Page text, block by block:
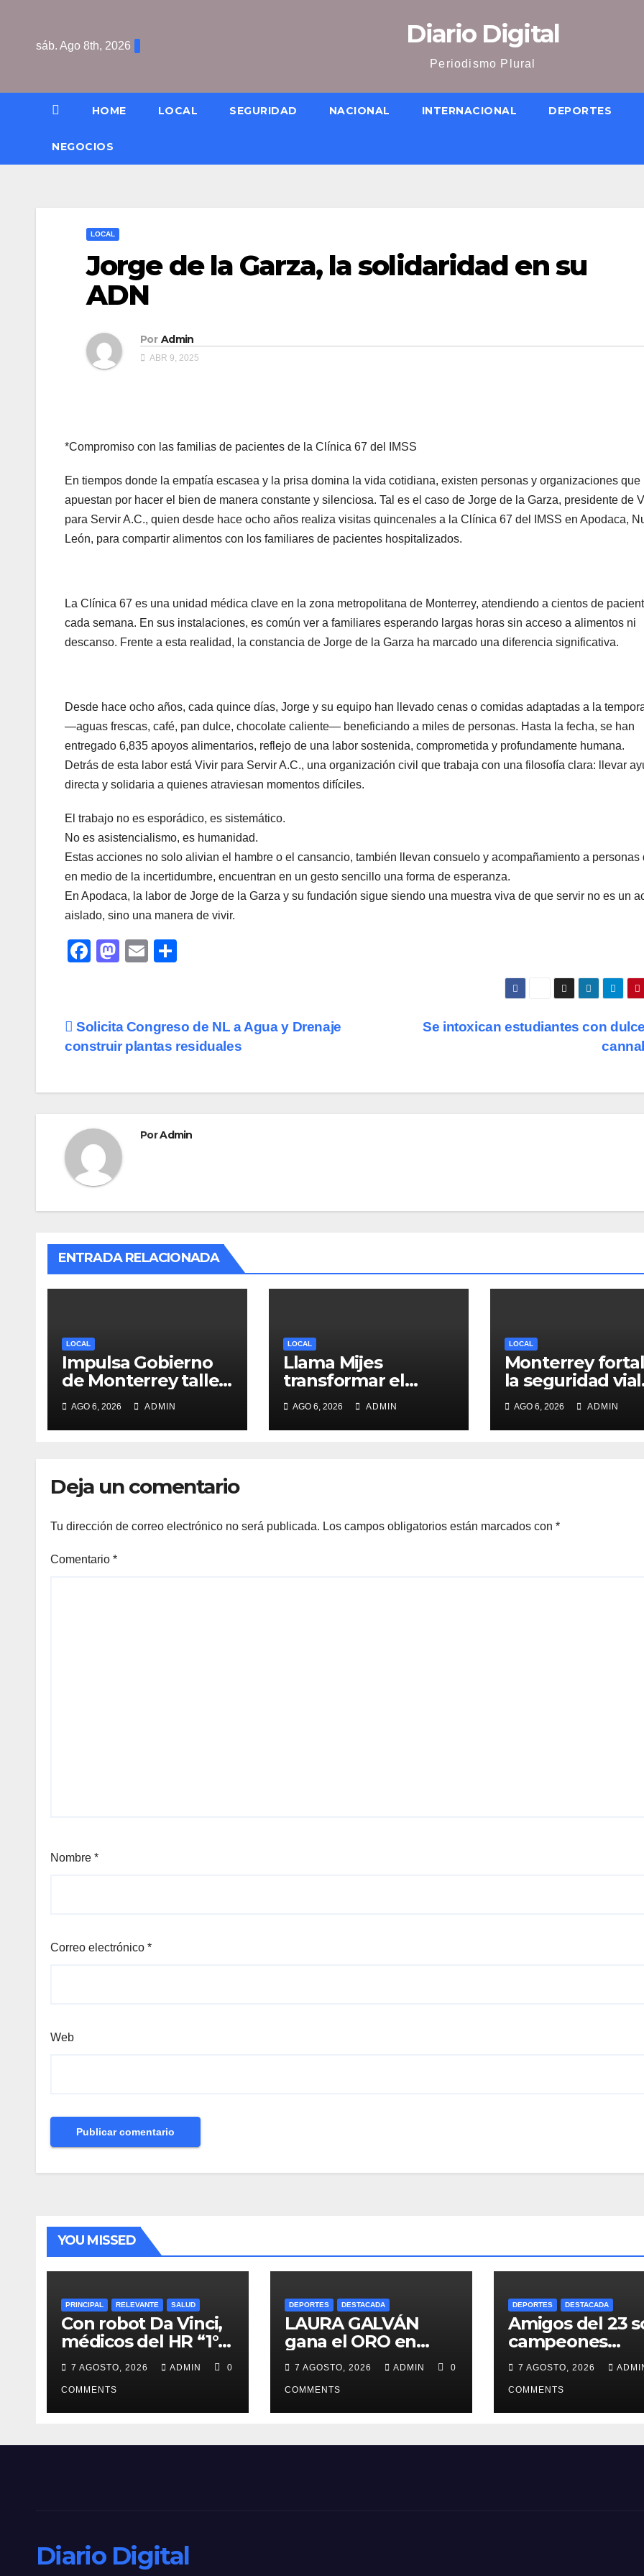
contenido
sáb. Ago 8th, 2026 Diario Digital
Periodismo Plural
HOME LOCAL SEGURIDAD NACIONAL INTERNACIONAL DEPORTES
NEGOCIOS
LOCAL
Jorge de la Garza, la solidaridad en su
ADN
Por Admin
ABR 9, 2025
*Compromiso con las familias de pacientes de la Clínica 67 del IMSS
En tiempos donde la empatía escasea y la prisa domina la vida cotidiana, existen personas y organizaciones que
apuestan por hacer el bien de manera constante y silenciosa. Tal es el caso de Jorge de la Garza, presidente de
para Servir A.C., quien desde hace ocho años realiza visitas quincenales a la Clínica 67 del IMSS en Apodaca,
León, para compartir alimentos con los familiares de pacientes hospitalizados.
La Clínica 67 es una unidad médica clave en la zona metropolitana de Monterrey, atendiendo a cientos de
cada semana. En sus instalaciones, es común ver a familiares esperando largas horas sin acceso a alimentos ni
descanso. Frente a esta realidad, la constancia de Jorge de la Garza ha marcado una diferencia significativa.
Desde hace ocho años, cada quince días, Jorge y su equipo han llevado cenas o comidas adaptadas a la
—aguas frescas, café, pan dulce, chocolate caliente— beneficiando a miles de personas. Hasta la fecha, se han
entregado 6,835 apoyos alimentarios, reflejo de una labor sostenida, comprometida y profundamente humana.
Detrás de esta labor está Vivir para Servir A.C., una organización civil que trabaja con una filosofía clara: llevar
directa y solidaria a quienes atraviesan momentos difíciles.
El trabajo no es esporádico, es sistemático.
No es asistencialismo, es humanidad.
Estas acciones no solo alivian el hambre o el cansancio, también llevan consuelo y acompañamiento a personas
en medio de la incertidumbre, encuentran en un gesto sencillo una forma de esperanza.
En Apodaca, la labor de Jorge de la Garza y su fundación sigue siendo una muestra viva de que servir no es un
aislado, sino una manera de vivir.
F
e
b
o
M
o
d
n
E
p
ar
Navegación
entradas
Se intoxican estudiantes con
Solicita Congreso de NL a Agua y Drenaje
construir plantas residuales
PorAdmin
ENTRADA RELACIONADA
LOCAL
Impulsa Gobierno
de Monterrey taller
para acompañar a
mujeres en
procesos de
AGO 6, 2026 ADMIN
LOCAL
Llama Mijes
transformar el
transporte público
en NL
AGO 6, 2026 ADMIN
LOCAL
Monterrey
la seguridad vial
con trabajos de
delimitación de
carriles en
AGO 6, 2026 ADMIN
Deja un comentario
Tu dirección de correo electrónico no será publicada. Los campos obligatorios están marcados con *
Comentario *
Nombre *
Correo electrónico *
Web
YOU MISSED
PRINCIPAL RELEVANTE SALUD
Con robot Da Vinci,
médicos del HR “1°
de Octubre” del
ISSSTE retiran
tumor renal a
paciente de 72 años
7 AGOSTO, 2026 ADMIN 0
COMMENTS
DEPORTES DESTACADA
LAURA GALVÁN
gana el ORO en
SANTO DOMINGO y
dedica Medalla a
sus padres
fallecidos
7 AGOSTO, 2026 ADMIN 0
COMMENTS
DEPORTES DESTACADA
Amigos del 23
campeones
amarrando a los
“Perros Bravos”
7 AGOSTO, 2026
COMMENTS
Diario Digital